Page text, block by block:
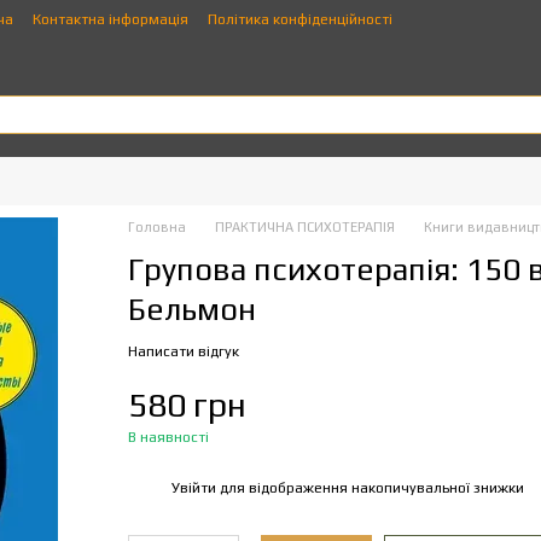
Контактна інформація Політика конфіденційності
Головна ПРАКТИЧНА ПСИХОТЕРАПІЯ Книги
Групова психотерапія: 150
Бельмон
Написати відгук
580 грн
В наявності
Увійти для відображення накопичувальної знижки